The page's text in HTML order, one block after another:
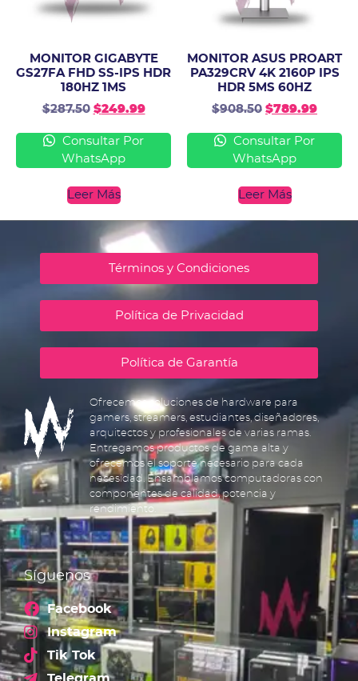
MONITOR GIGABYTE
GS27FA FHD SS-IPS HDR
180HZ 1MS
$287.50 $249.99
Consultar Por
WhatsApp
Leer Más
MONITOR ASUS PROART
PA329CRV 4K 2160P IPS
HDR 5MS 60HZ
$908.50 $789.99
Consultar Por
WhatsApp
Leer Más
Términos y Condiciones
Política de Privacidad
Política de Garantía
Ofrecemos soluciones de hardware para
gamers, streamers, estudiantes, diseñadores,
arquitectos y profesionales de varias ramas.
Entregamos productos de gama alta y
ofrecemos el soporte necesario para cada
necesidad. Ensamblamos computadoras con
componentes de calidad, potencia y
rendimiento.
Síguenos
Facebook
Instagram
Tik Tok